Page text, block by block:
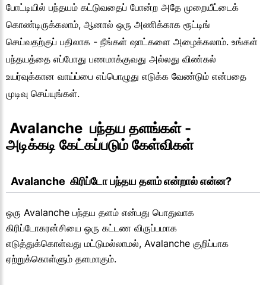
போட்டியில் பந்தயம் கட்டுவதைப் போன்ற அதே முறையீட்டைக்
கொண்டிருக்கலாம், ஆனால் ஒரு அணிக்காக ரூட்டிங்
செய்வதற்குப் பதிலாக - நீங்கள் ஷாட்களை அழைக்கலாம். உங்கள்
பந்தயத்தை எப்போது பணமாக்குவது அல்லது விண்கல்
உயர்வுக்கான வாய்ப்பை எப்பொழுது எடுக்க வேண்டும் என்பதை
முடிவு செய்யுங்கள்.
அடிக்கடி கேட்கப்படும் கேள்விகள்
  Avalanche  கிரிப்டோ பந்தய தளம் என்றால் என்ன?
ஒரு Avalanche பந்தய தளம் என்பது பொதுவாக
கிரிப்டோகரன்சியை ஒரு கட்டண விருப்பமாக
எடுத்துக்கொள்வது மட்டுமல்லாமல், Avalanche குறிப்பாக
ஏற்றுக்கொள்ளும் தளமாகும்.